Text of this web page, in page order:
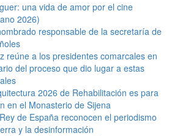
una vida de amor por el cine
2026)
responsable de la secretaría de
reúne a los presidentes comarcales en
del proceso que dio lugar a estas
2026 de Rehabilitación es para
en el Monasterio de Sijena
de España reconocen el periodismo
y la desinformación